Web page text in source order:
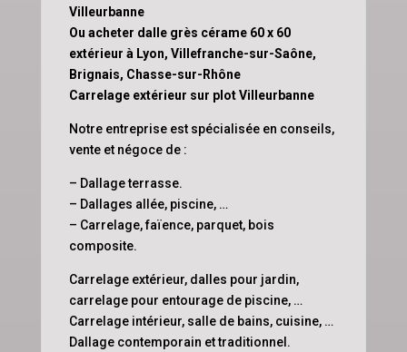
Villeurbanne
Ou acheter dalle grès cérame 60 x 60
extérieur à Lyon, Villefranche-sur-Saône,
Brignais, Chasse-sur-Rhône
Carrelage extérieur sur plot Villeurbanne
Notre entreprise est spécialisée en conseils,
vente et négoce de :
– Dallage terrasse.
– Dallages allée, piscine, …
– Carrelage, faïence, parquet, bois
composite.
Carrelage extérieur, dalles pour jardin,
carrelage pour entourage de piscine, …
Carrelage intérieur, salle de bains, cuisine, …
Dallage contemporain et traditionnel.